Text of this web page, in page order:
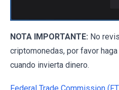
NOTA IMPORTANTE: No
criptomonedas, por favor
cuando invierta dinero.
Federal Trade Commission